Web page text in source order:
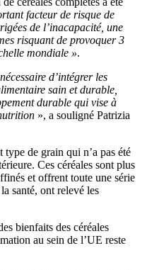
facteur de risque de
de l’inacapacité, une
risquant de provoquer 3
mondiale ».
d’intégrer les
sain et durable,
durable qui vise à
», a souligné Patrizia
type de grain qui n’a pas été
Ces céréales sont plus
et offrent toute une série
santé, ont relevé les
bienfaits des céréales
au sein de l’UE reste